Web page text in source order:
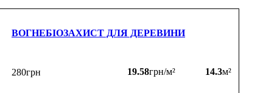
ВОГНЕБІОЗАХИСТ ДЛЯ ДЕРЕВИНИ
280грн 19.58грн/м² 14.3м²